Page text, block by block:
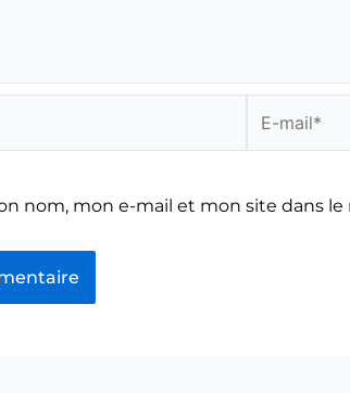
mail*
nom, mon e-mail et mon site dans